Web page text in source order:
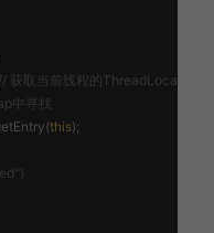
// 获取当前线程的ThreadLocalMap
中寻找
this);